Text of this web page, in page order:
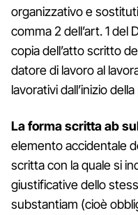
organizzativo e
comma 2 dell’art. 1 del
copia dell’atto scritto
datore di lavoro al
lavorativi dall’inizio
La forma scritta ab
elemento accidentale
scritta con la quale si
giustificative dello
substantiam (cioè